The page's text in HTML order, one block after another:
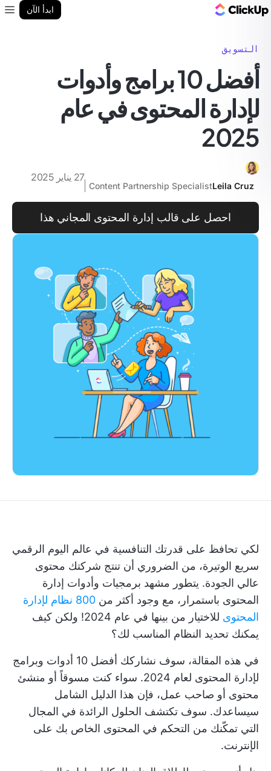
ابدأ الآن
التسويق
أفضل 10 برامج وأدوات
لإدارة المحتوى في عام
2025
Leila Cruz
Content Partnership Specialist
27 يناير 2025
احصل على قالب إدارة المحتوى المجاني هذا
لكي تحافظ على قدرتك التنافسية في عالم اليوم الرقمي
سريع الوتيرة، من الضروري أن تنتج شركتك محتوى
عالي الجودة. يتطور مشهد برمجيات وأدوات إدارة
المحتوى باستمرار، مع وجود أكثر من
800 نظام لإدارة
المحتوى
للاختيار من بينها في عام 2024! ولكن كيف
يمكنك تحديد النظام المناسب لك؟
في هذه المقالة، سوف نشاركك أفضل 10 أدوات وبرامج
لإدارة المحتوى لعام 2024. سواء كنت مسوقاً أو منشئ
محتوى أو صاحب عمل، فإن هذا الدليل الشامل
سيساعدك. سوف تكتشف الحلول الرائدة في المجال
التي تمكّنك من التحكم في المحتوى الخاص بك على
الإنترنت.